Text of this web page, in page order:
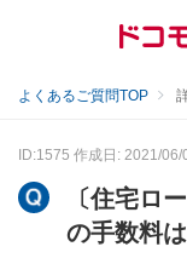
よくあるご質問TOP
ID:1575 作成日: 2021/06/
〔住宅ロ
の手数料